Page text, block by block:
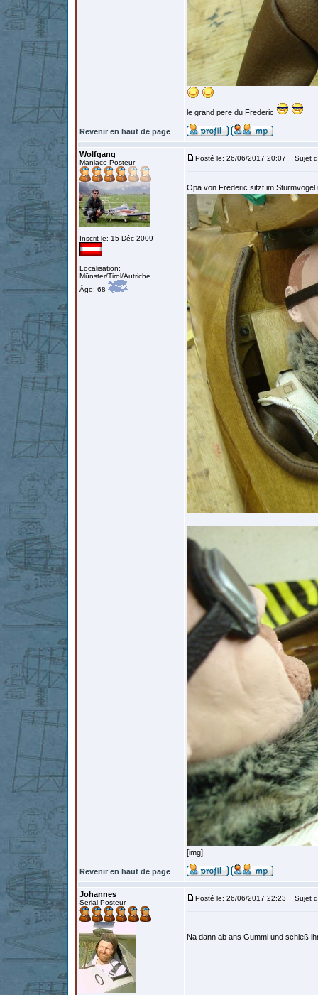
le grand pere du Frederic
Revenir en haut de page
Wolfgang
Maniaco Posteur
Inscrit le: 15 Déc 2009
Localisation:
Münster/Tirol/Autriche
Âge: 68
Posté le: 26/06/2017 20:07 Sujet
Opa von Frederic sitzt im
[img]
Revenir en haut de page
Johannes
Serial Posteur
Posté le: 26/06/2017 22:23 Sujet
Na dann ab ans Gummi und schieß